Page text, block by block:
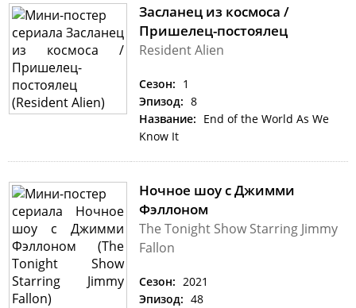
Засланец из космоса /
Пришелец-постоялец
Resident Alien
Сезон: 1
Эпизод: 8
Название: End of the World As We
Know It
Ночное шоу с Джимми
Фэллоном
The Tonight Show Starring Jimmy
Fallon
Сезон: 2021
Эпизод: 48